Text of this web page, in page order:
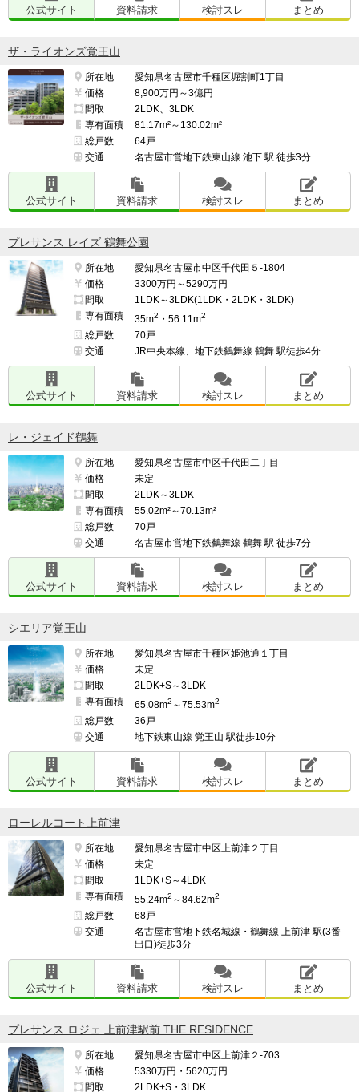
公式サイト 資料請求 検討スレ まとめ
ザ・ライオンズ覚王山
所在地
愛知県名古屋市千種区堀割町1丁目
価格
8,900万円～3億円
間取
2LDK、3LDK
専有面積
81.17m²～130.02m²
総戸数
64戸
交通
名古屋市営地下鉄東山線 池下 駅 徒歩3分
公式サイト 資料請求 検討スレ まとめ
プレサンス レイズ 鶴舞公園
所在地
愛知県名古屋市中区千代田５-1804
価格
3300万円～5290万円
間取
1LDK～3LDK(1LDK・2LDK・3LDK)
専有面積
35m2 ・56.11m2
総戸数
70戸
交通
JR中央本線、地下鉄鶴舞線 鶴舞 駅徒歩4分
公式サイト 資料請求 検討スレ まとめ
レ・ジェイド鶴舞
所在地
愛知県名古屋市中区千代田二丁目
価格
未定
間取
2LDK～3LDK
専有面積
55.02m²～70.13m²
総戸数
70戸
交通
名古屋市営地下鉄鶴舞線 鶴舞 駅 徒歩7分
公式サイト 資料請求 検討スレ まとめ
シエリア覚王山
所在地
愛知県名古屋市千種区姫池通１丁目
価格
未定
間取
2LDK+S～3LDK
専有面積
65.08m2 ～75.53m2
総戸数
36戸
交通
地下鉄東山線 覚王山 駅徒歩10分
公式サイト 資料請求 検討スレ まとめ
ローレルコート上前津
所在地
愛知県名古屋市中区上前津２丁目
価格
未定
間取
1LDK+S～4LDK
専有面積
55.24m2 ～84.62m2
総戸数
68戸
交通
名古屋市営地下鉄名城線・鶴舞線 上前津 駅(3番
出口)徒歩3分
公式サイト 資料請求 検討スレ まとめ
プレサンス ロジェ 上前津駅前 THE RESIDENCE
所在地
愛知県名古屋市中区上前津２-703
価格
5330万円・5620万円
間取
2LDK+S・3LDK